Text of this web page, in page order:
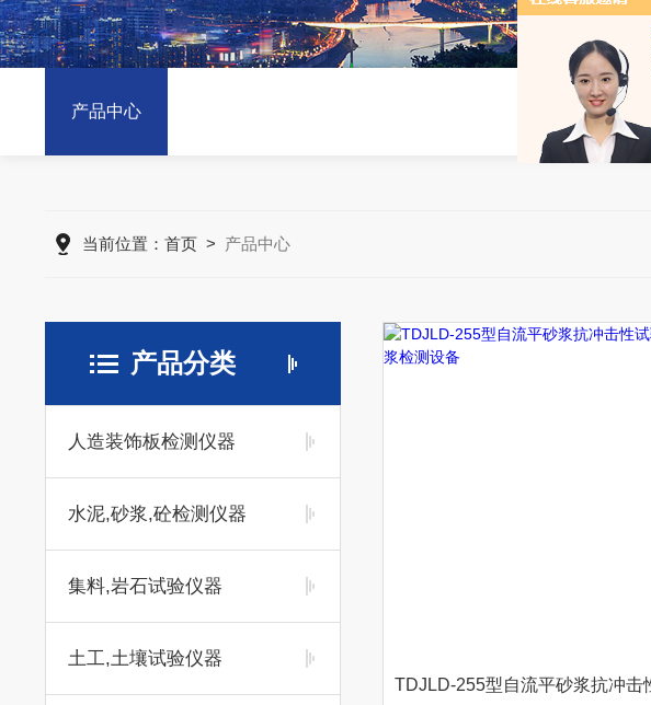
产品中心
当前位置： 首页> 产品中心
产品分类
人造装饰板检测仪器
水泥,砂浆,砼检测仪器
集料,岩石试验仪器
土工,土壤试验仪器